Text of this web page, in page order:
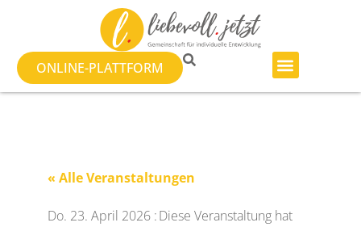
ONLINE-PLATTFORM
« Alle Veranstaltungen
Do. 23. April 2026 :Diese Veranstaltung hat